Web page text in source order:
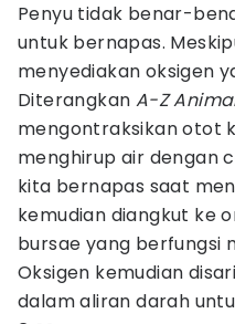
Penyu tidak benar-
untuk bernapas.
menyediakan oksigen
Diterangkan A-Z
mengontraksikan otot
menghirup air dengan
kita bernapas saat
kemudian diangkut ke
bursae yang berfungsi
Oksigen kemudian
dalam aliran darah